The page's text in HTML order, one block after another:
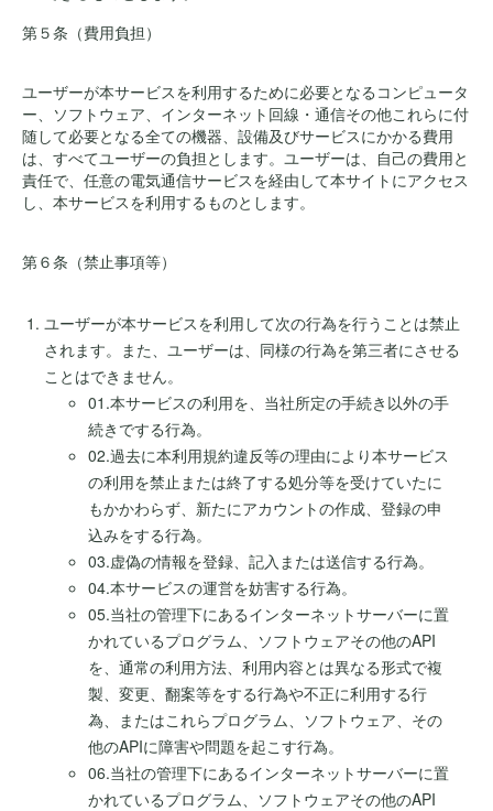
第５条（費用負担）
ユーザーが本サービスを利用するために必要となるコンピュータ
ー、ソフトウェア、インターネット回線・通信その他これらに付
随して必要となる全ての機器、設備及びサービスにかかる費用
は、すべてユーザーの負担とします。ユーザーは、自己の費用と
責任で、任意の電気通信サービスを経由して本サイトにアクセス
し、本サービスを利用するものとします。
第６条（禁止事項等）
ユーザーが本サービスを利用して次の行為を行うことは禁止
されます。また、ユーザーは、同様の行為を第三者にさせる
ことはできません。
01.本サービスの利用を、当社所定の手続き以外の手
続きでする行為。
02.過去に本利用規約違反等の理由により本サービス
の利用を禁止または終了する処分等を受けていたに
もかかわらず、新たにアカウントの作成、登録の申
込みをする行為。
03.虚偽の情報を登録、記入または送信する行為。
04.本サービスの運営を妨害する行為。
05.当社の管理下にあるインターネットサーバーに置
かれているプログラム、ソフトウェアその他のAPI
を、通常の利用方法、利用内容とは異なる形式で複
製、変更、翻案等をする行為や不正に利用する行
為、またはこれらプログラム、ソフトウェア、その
他のAPIに障害や問題を起こす行為。
06.当社の管理下にあるインターネットサーバーに置
かれているプログラム、ソフトウェアその他のAPI